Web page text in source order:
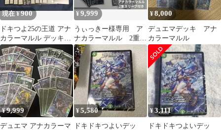
現在 ¥900
ドキつよ25の王道 アナ
カラーマルル デッキパ
ーツ
¥9,999
うぃっきー様専用 ア
ナカラーマルル 2重ス
リーブ付き
¥8,000
デュエマデッキ アナ
カラーマルル
¥9,999
デュエマ アナカラーマ
¥5,580
ドキドキつよいデッ
¥3,111
ドキドキつよいデッ